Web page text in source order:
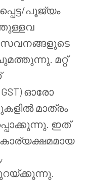
പൂജ്യം
മറ്റ്
ഓരോ
മാത്രം
ഇത്
കാര്യക്ഷമമായ